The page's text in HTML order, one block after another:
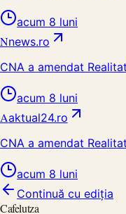
acum 8 luni
Nnews.ro
CNA a amendat
acum 8 luni
Aaktual24.ro
CNA a amendat
acum 8 luni
Continuă cu ediția
Cafelutza